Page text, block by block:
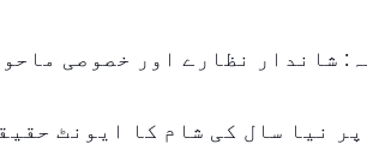
شاندار نظارے اور خصوصی
نیا سال کی شام کا ایونٹ